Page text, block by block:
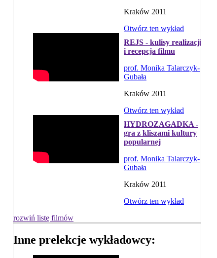
Kraków 2011
Otwórz ten wykład
REJS - kulisy realizacji
i recepcja filmu
prof. Monika Talarczyk-
Gubała
Kraków 2011
Otwórz ten wykład
HYDROZAGADKA -
gra z kliszami kultury
popularnej
prof. Monika Talarczyk-
Gubała
Kraków 2011
Otwórz ten wykład
rozwiń listę filmów
Inne prelekcje wykładowcy: